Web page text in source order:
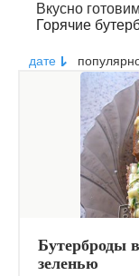
Вкусно готовим
Горячие
дате
Бутерброды
зеленью